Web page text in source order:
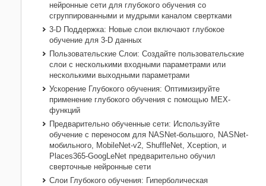
нейронные сети для глубокого обучения со
сгруппированными и мудрыми каналом свертками
3-D Поддержка: Новые слои включают глубокое
обучение для 3-D данных
Пользовательские Слои: Создайте пользовательские
слои с несколькими входными параметрами или
несколькими выходными параметрами
Ускорение Глубокого обучения: Оптимизируйте
применение глубокого обучения с помощью MEX-
функций
Предварительно обученные сети: Используйте
обучение с переносом для NASNet-большого, NASNet-
мобильного, MobileNet-v2, ShuffleNet, Xception, и
Places365-GoogLeNet предварительно обучил
сверточные нейронные сети
Слои Глубокого обучения: Гиперболическая